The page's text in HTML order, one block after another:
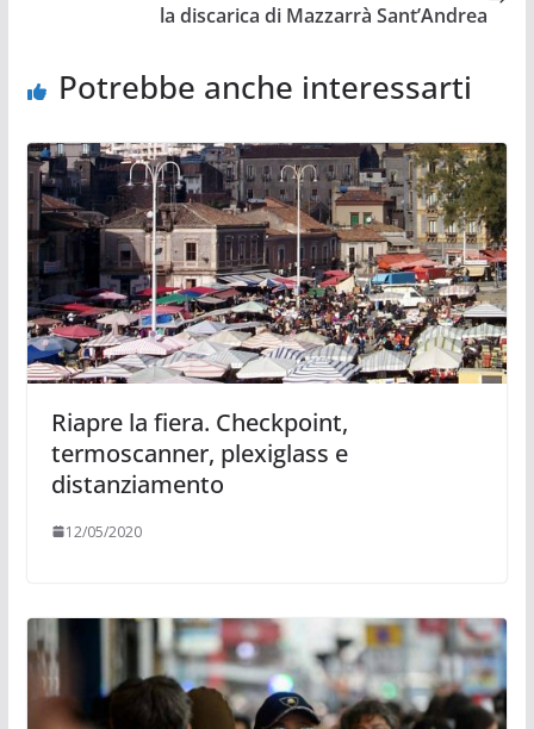
la discarica di Mazzarrà Sant’Andrea
Potrebbe anche interessarti
Riapre la fiera. Checkpoint,
termoscanner, plexiglass e
distanziamento
12/05/2020